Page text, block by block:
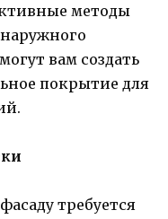
методы
вам создать
покрытие для
требуется